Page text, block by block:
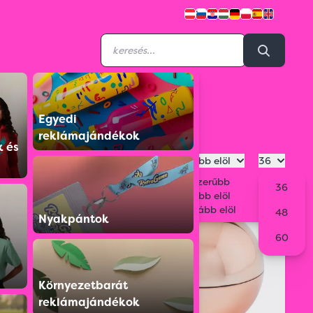
és
Egyedi
reklámajándékok
Nyakpántok
Környezetbarát
reklámajándékok
Legdrágább elöl
Legnépszerűbb
Legolcsóbb elöl
Legdrágább elöl
36
36
48
60